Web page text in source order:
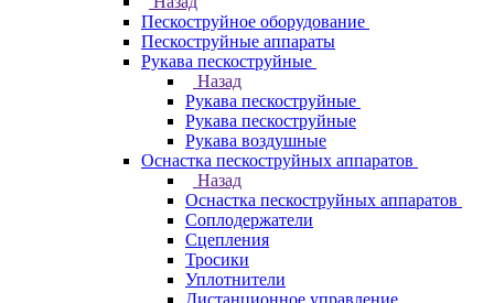
Пескоструйное оборудование
Пескоструйные аппараты
Рукава пескоструйные
Назад
Рукава пескоструйные
Рукава пескоструйные
Рукава воздушные
Оснастка пескоструйных аппаратов
Назад
Оснастка пескоструйных аппаратов
Соплодержатели
Сцепления
Тросики
Уплотнители
Дистанционное управление